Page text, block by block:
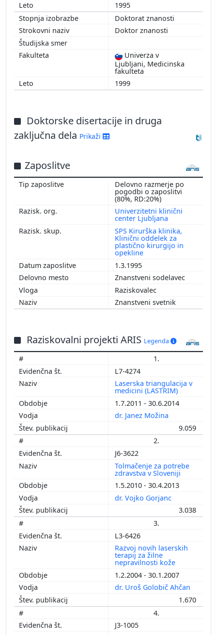
1995
1996
1999
2003
2004
2005
2006
1995
Doktorat znanosti
Doktor znanosti
Univerza v
Ljubljani, Medicinska
fakulteta
1999
Doktorske disertacije in druga
zaključna dela Prikaži
Zaposlitve
Delovno razmerje po
pogodbi o zaposlitvi
(80%, RD:20%)
Univerzitetni klinični
center Ljubljana
SPS Kirurška klinika,
Klinični oddelek za
plastično kirurgijo in
opekline
1.3.1995
Znanstveni sodelavec
Raziskovalec
Znanstveni svetnik
Raziskovalni projekti ARIS Legenda
1.
L7-4274
Laserska triangulacija v
medicini (LASTRIM)
1.7.2011 - 30.6.2014
dr. Janez Možina
9.059
2.
J6-3622
Tolmačenje za potrebe
zdravstva v Sloveniji
1.5.2010 - 30.4.2013
dr. Vojko Gorjanc
3.038
3.
L3-6426
Razvoj novih laserskih
terapij za žilne
nepravilnosti kože
1.2.2004 - 30.1.2007
dr. Uroš Golobič Ahčan
1.670
4.
J3-1005